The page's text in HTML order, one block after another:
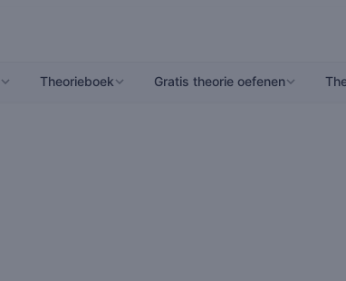
Theorieboek Gratis theorie oefenen